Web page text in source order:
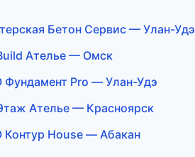
Бетон Сервис — Улан-Удэ
Ателье — Омск
Pro — Улан-Удэ
Ателье — Красноярск
House — Абакан